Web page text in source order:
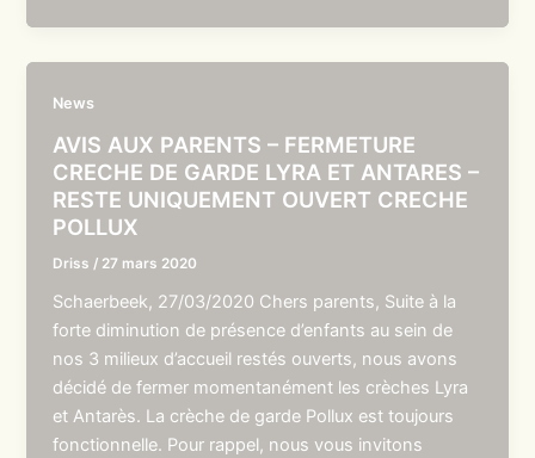
News
AVIS AUX PARENTS – FERMETURE
CRECHE DE GARDE LYRA ET ANTARES –
RESTE UNIQUEMENT OUVERT CRECHE
POLLUX
Driss / 27 mars 2020
Schaerbeek, 27/03/2020 Chers parents, Suite à la
forte diminution de présence d’enfants au sein de
nos 3 milieux d’accueil restés ouverts, nous avons
décidé de fermer momentanément les crèches Lyra
et Antarès. La crèche de garde Pollux est toujours
fonctionnelle. Pour rappel, nous vous invitons